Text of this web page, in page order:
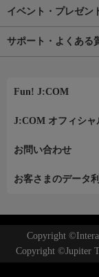
イベント・プレゼン
サポート・よくある
Fun! J:COM
J:COM オフィシャ
お問い合わせ
お客さまのデータ
Copyright
Copyright ©Jupiter